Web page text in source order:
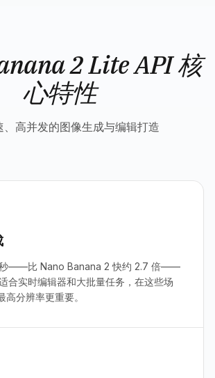
2 Lite API 核
心特性
、高并发的图像生成与编辑打造
——比 Nano Banana 2 快约 2.7 倍——
合实时编辑器和大批量任务，在这些场
高分辨率更重要。